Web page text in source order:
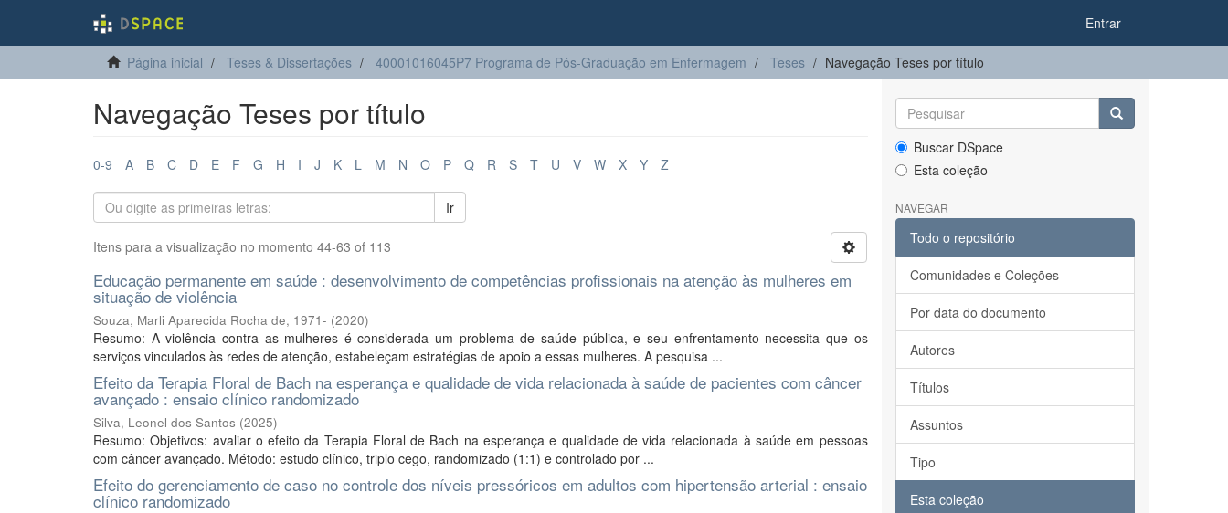
Entrar
Página inicial Teses & Dissertações 40001016045P7 Programa de Pós-Graduação em Enfermagem Teses Navegação Teses por título
Navegação Teses por título
0-9 A B C D E F G H I J K L M N O P Q R S T U V W X Y Z
Ir
Itens para a visualização no momento 44-63 of 113
Educação permanente em saúde : desenvolvimento de competências profissionais na atenção às mulheres em
situação de violência
Souza, Marli Aparecida Rocha de, 1971- (2020)
Resumo: A violência contra as mulheres é considerada um problema de saúde pública, e seu enfrentamento necessita que os
serviços vinculados às redes de atenção, estabeleçam estratégias de apoio a essas mulheres. A pesquisa ...
Efeito da Terapia Floral de Bach na esperança e qualidade de vida relacionada à saúde de pacientes com câncer
avançado : ensaio clínico randomizado
Silva, Leonel dos Santos (2025)
Resumo: Objetivos: avaliar o efeito da Terapia Floral de Bach na esperança e qualidade de vida relacionada à saúde em pessoas
com câncer avançado. Método: estudo clínico, triplo cego, randomizado (1:1) e controlado por ...
Efeito do gerenciamento de caso no controle dos níveis pressóricos em adultos com hipertensão arterial : ensaio
clínico randomizado
Buscar DSpace
Esta coleção
NAVEGAR
Todo o repositório
Comunidades e Coleções
Por data do documento
Autores
Títulos
Assuntos
Tipo
Esta coleção